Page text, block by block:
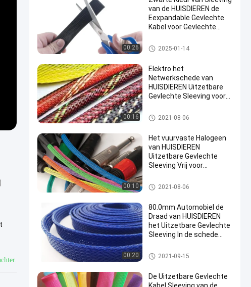
00:26
van de HUISDIEREN de
Eexpandable Gevlechte
Kabel voor Gevlechte
HUISDIER Uitzetbare Gevlechte
Sleeving
2025-01-14
00:16
Elektro het
Netwerkschede van
HUISDIEREN Uitzetbare
Gevlechte Sleeving voor
HUISDIER Uitzetbare Gevlechte
Sleeving
2021-08-06
00:10
Het vuurvaste Halogeen
van HUISDIEREN
Uitzetbare Gevlechte
Sleeving Vrij voor
HUISDIER Uitzetbare Gevlechte
Sleeving
2021-08-06
00:20
80.0mm Automobiel de
Draad van HUISDIEREN
het Uitzetbare Gevlechte
Sleeving In de schede
HUISDIER Uitzetbare Gevlechte
Sleeving
2021-09-15
De Uitzetbare Gevlechte